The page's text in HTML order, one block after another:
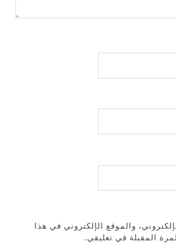
والموقع الإلكتروني في هذا
المقبلة في تعليقي.